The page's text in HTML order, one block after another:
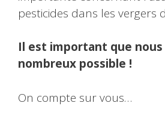
pesticides dans les vergers
Il est important que nous
nombreux possible !
On compte sur vous…